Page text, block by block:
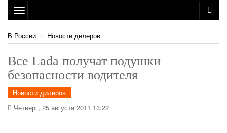
Toggle
navigation
В России
Новости дилеров
Все Lada получат подушки
безопасности водителя
Новости дилеров
Четверг, 25 августа 2011 13:22